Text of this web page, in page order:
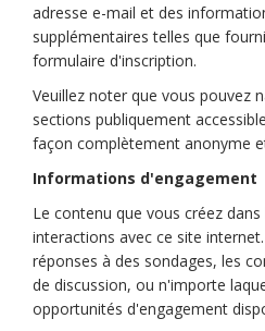
adresse e-mail et des
supplémentaires telles que
formulaire d'inscription.
Veuillez noter que vous pouvez
sections publiquement
façon complètement anonyme
Informations d'engagement
Le contenu que vous créez
interactions avec ce site
réponses à des sondages, les
de discussion, ou n'importe
opportunités d'engagement